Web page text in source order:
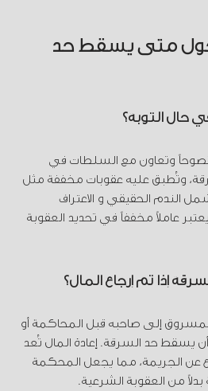
حول متى يسقط حد
حال التوبة؟
نصوحاً وتعاون مع السلطات في
وتُطبق عليه عقوبات مخففة مثل
الندم الحقيقي و الاعتراف
يعتبر عاملاً مخففاً في تحديد العقوبة
إذا تم إرجاع المال؟
المسروق إلى صاحبه قبل المحاكمة أو
يسقط حد السرقة. إعادة المال تُعد
عن الجريمة، مما يجعل المحكمة
من العقوبة الشرعية.